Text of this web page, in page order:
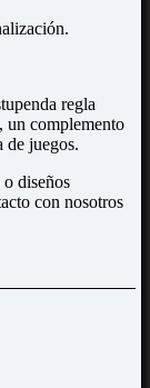
regla
, un complemento
de juegos.
o diseños
con nosotros